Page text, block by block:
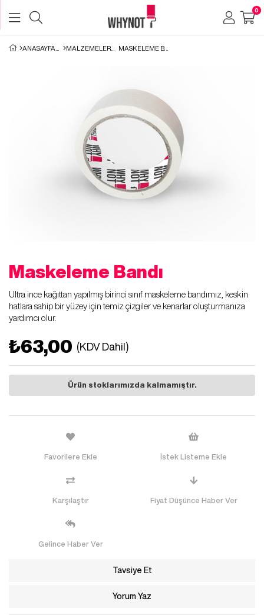
0
ANASAYFA MALZEMELER
Maskeleme Bandı
Ultra ince kağıttan yapılmış birinci sınıf maskeleme bandımız, keskin
hatlara sahip bir yüzey için temiz çizgiler ve kenarlar oluşturmanıza
yardımcı olur.
₺63,00 (KDV Dahil)
Ürün stoklarımızda kalmamıştır.
Favorilere Ekle İstek Listeme Ekle
Karşılaştır Fiyat Düşünce Haber Ver
Gelince Haber Ver
Tavsiye Et
Yorum Yaz